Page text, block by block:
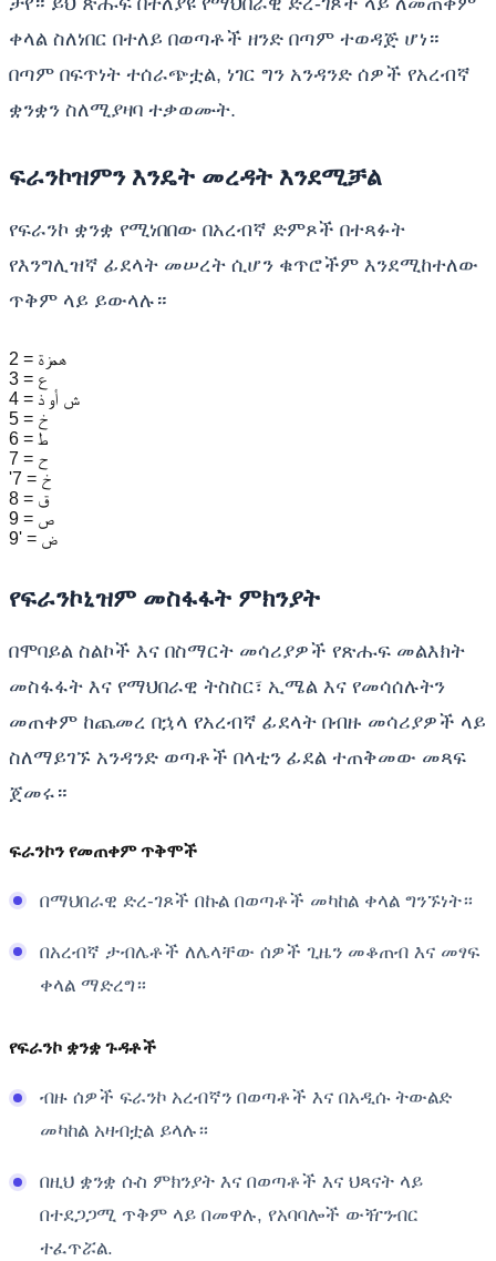
ቀላል ስለነበር በተለይ በወጣቶች ዘንድ በጣም ተወዳጅ ሆነ።
በጣም በፍጥነት ተሰራጭቷል, ነገር ግን አንዳንድ ሰዎች የአረብኛ
ቋንቋን ስለሚያዛባ ተቃወሙት.
ፍራንኮዝምን እንዴት መረዳት እንደሚቻል
የፍራንኮ ቋንቋ የሚነበበው በአረብኛ ድምጾች በተጻፉት
የእንግሊዝኛ ፊደላት መሠረት ሲሆን ቁጥሮችም እንደሚከተለው
ጥቅም ላይ ይውላሉ።
2 = همزة
3 = ع
4 = ش أو ذ
5 = خ
6 = ط
7 = ح
'7 = خ
8 = ق
9 = ص
9' = ض
የፍራንኮኒዝም መስፋፋት ምክንያት
በሞባይል ስልኮች እና በስማርት መሳሪያዎች የጽሑፍ መልእክት
መስፋፋት እና የማህበራዊ ትስስር፣ ኢሜል እና የመሳሰሉትን
መጠቀም ከጨመረ በኋላ የአረብኛ ፊደላት በብዙ መሳሪያዎች ላይ
ስለማይገኙ አንዳንድ ወጣቶች በላቲን ፊደል ተጠቅመው መጻፍ
ጀመሩ።
ፍራንኮን የመጠቀም ጥቅሞች
በማህበራዊ ድረ-ገጾች በኩል በወጣቶች መካከል ቀላል ግንኙነት።
በአረብኛ ታብሌቶች ለሌላቸው ሰዎች ጊዜን መቆጠብ እና መፃፍ
ቀላል ማድረግ።
የፍራንኮ ቋንቋ ጉዳቶች
ብዙ ሰዎች ፍራንኮ አረብኛን በወጣቶች እና በአዲሱ ትውልድ
መካከል አዛብቷል ይላሉ።
በዚህ ቋንቋ ሱስ ምክንያት እና በወጣቶች እና ህጻናት ላይ
በተደጋጋሚ ጥቅም ላይ በመዋሉ, የአባባሎች ውዥንብር
ተፈጥሯል.